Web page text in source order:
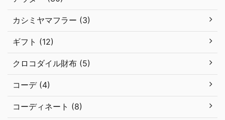
カシミヤマフラー (3)
ギフト (12)
クロコダイル財布 (5)
コーデ (4)
コーディネート (8)